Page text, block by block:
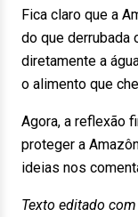
Fica claro que a
do que derrubada
diretamente a
o alimento que
Agora, a reflexão
proteger a
ideias nos
Texto editado